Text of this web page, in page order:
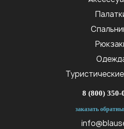
8 (800) 350-
заказать